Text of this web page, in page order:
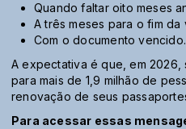
Quando faltar oito meses
A três meses para o fim da
Com o documento vencido.
A expectativa é que, em 2026,
para mais de 1,9 milhão de
renovação de seus
Para acessar essas